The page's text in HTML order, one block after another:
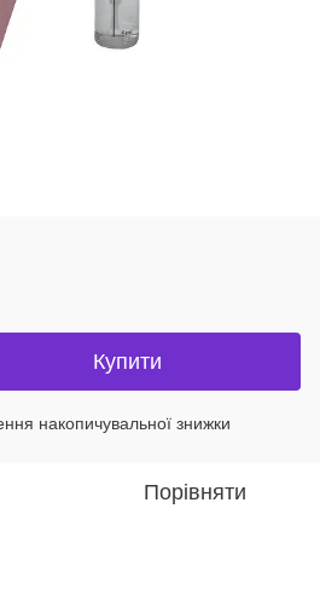
Купити
накопичувальної знижки
Порівняти